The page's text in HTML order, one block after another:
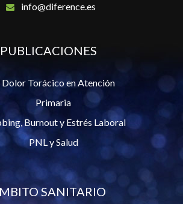
info@diference.es
PUBLICACIONES
Dolor Torácico en Atención
Primaria
Burnout y Estrés Laboral
PNL y Salud
SANITARIO